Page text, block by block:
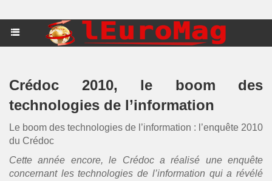
Crédoc 2010, le boom des
technologies de l’information
Le boom des technologies de l’information : l’enquête 2010
du Crédoc
Cette année encore, le Crédoc a réalisé une enquête
concernant les technologies de l’information qui a révélé